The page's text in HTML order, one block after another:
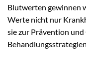
Blutwerten gewinnen
Werte nicht nur
sie zur Prävention